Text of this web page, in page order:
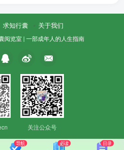
求知行囊 关于我们
阅览室 | 一部成年人的人生指南
关注公众号
导航 必读 目录